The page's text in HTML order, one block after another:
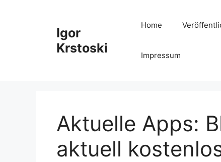
Igor
Krstoski
Home
Impressum
Aktuelle Apps:
aktuell